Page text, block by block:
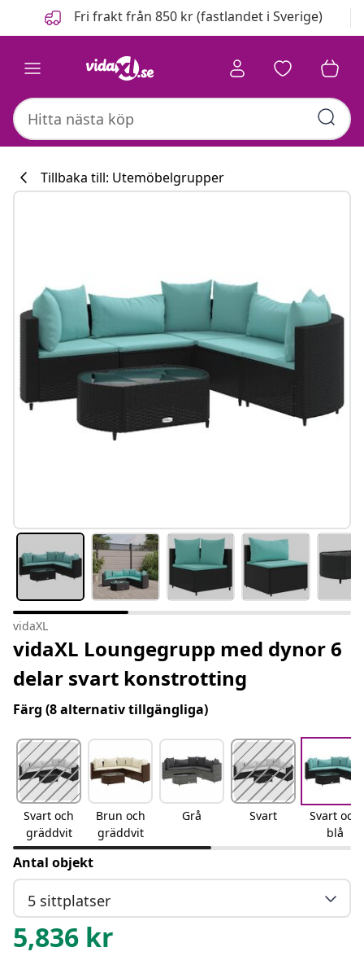
FöregåendeFri frakt från 850 kr (fastlandet i Sverige)
Tillbaka till: Utemöbelgrupper
vidaXL
vidaXL Loungegrupp med dynor 6
delar svart konstrotting
Färg (8 alternativ tillgängliga)
Svart och
gräddvit
Brun och
gräddvit
Grå Svart
Svart och
blå
Antal objekt
5 sittplatser
5,836 kr